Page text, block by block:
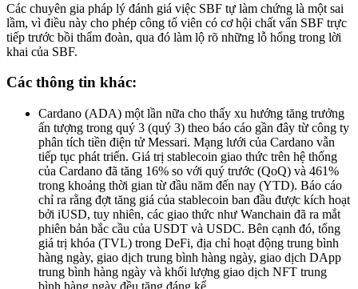
Các chuyên gia pháp lý đánh giá việc SBF tự làm chứng là một sai
lầm, vì điều này cho phép công tố viên có cơ hội chất vấn SBF trực
tiếp trước bồi thẩm đoàn, qua đó làm lộ rõ những lỗ hổng trong lời
khai của SBF.
Các thông tin khác:
Cardano (ADA) một lần nữa cho thấy xu hướng tăng trưởng
ấn tượng trong quý 3 (quý 3) theo báo cáo gần đây từ công ty
phân tích tiền điện tử Messari. Mạng lưới của Cardano vẫn
tiếp tục phát triển. Giá trị stablecoin giao thức trên hệ thống
của Cardano đã tăng 16% so với quý trước (QoQ) và 461%
trong khoảng thời gian từ đầu năm đến nay (YTD). Báo cáo
chỉ ra rằng đợt tăng giá của stablecoin ban đầu được kích hoạt
bởi iUSD, tuy nhiên, các giao thức như Wanchain đã ra mắt
phiên bản bắc cầu của USDT và USDC. Bên cạnh đó, tổng
giá trị khóa (TVL) trong DeFi, địa chỉ hoạt động trung bình
hàng ngày, giao dịch trung bình hàng ngày, giao dịch DApp
trung bình hàng ngày và khối lượng giao dịch NFT trung
bình hàng ngày đều tăng đáng kể.